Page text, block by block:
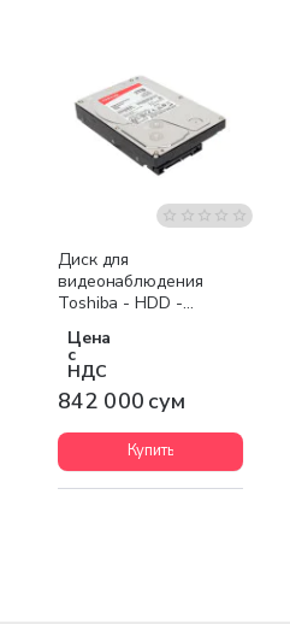
Диск для
видеонаблюдения
Toshiba - HDD -
Цена
с
НДС
842 000 сум
Купить